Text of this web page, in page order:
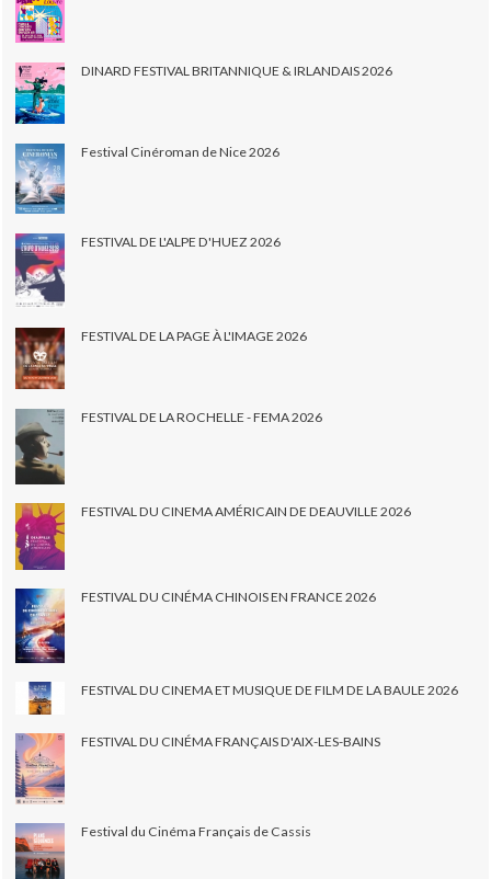
DINARD FESTIVAL BRITANNIQUE & IRLANDAIS 2026
Festival Cinéroman de Nice 2026
FESTIVAL DE L'ALPE D'HUEZ 2026
FESTIVAL DE LA PAGE À L'IMAGE 2026
FESTIVAL DE LA ROCHELLE - FEMA 2026
FESTIVAL DU CINEMA AMÉRICAIN DE DEAUVILLE 2026
FESTIVAL DU CINÉMA CHINOIS EN FRANCE 2026
FESTIVAL DU CINEMA ET MUSIQUE DE FILM DE LA BAULE 2026
FESTIVAL DU CINÉMA FRANÇAIS D'AIX-LES-BAINS
Festival du Cinéma Français de Cassis